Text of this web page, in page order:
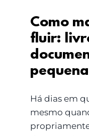
Como
fluir:
Há dias em
mesmo